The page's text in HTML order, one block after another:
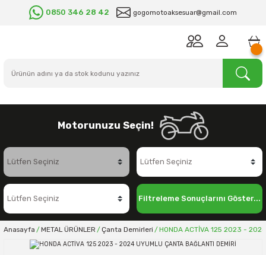
0850 346 28 42 gogomotoaksesuar@gmail.com
Motorunuzu Seçin!
Filtreleme Sonuçlarını Göster...
Anasayfa METAL ÜRÜNLER Çanta Demirleri HONDA ACTİVA 125 2023 - 2024